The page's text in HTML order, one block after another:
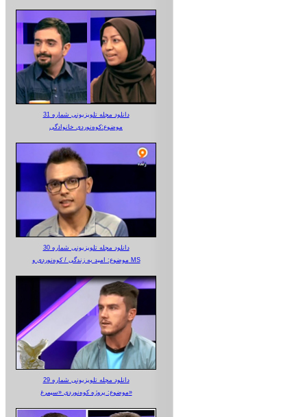
دانلود مجله تلویزیونی شماره 31
موضوع:کوه‌نوردی خانوادگی
دانلود مجله تلویزیونی شماره 30
موضوع: امید به زندگی / کوه‌نوردی و MS
دانلود مجله تلویزیونی شماره 29
موضوع: پروژه کوه‌نوردی «سیمرغ»